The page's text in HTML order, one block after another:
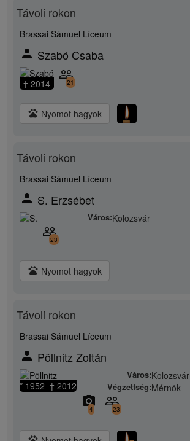
Távoli rokon
Brassai Sámuel Líceum
person Szabó Csaba
† 2014
people_outline
21
pets Nyomot hagyok
Távoli rokon
Brassai Sámuel Líceum
person S. Erzsébet
Város:Kolozsvár
people_outline
23
pets Nyomot hagyok
Távoli rokon
Brassai Sámuel Líceum
person Pöllnitz Zoltán
* 1952 † 2012
Város:Kolozsvár
Végzettség:Mérnök
camera_alt
4
people_outline
23